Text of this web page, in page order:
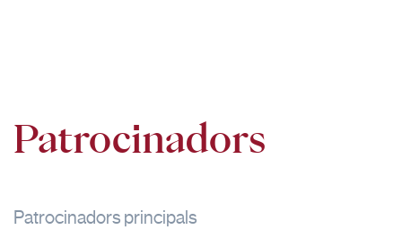
Patrocinadors
Patrocinadors principals